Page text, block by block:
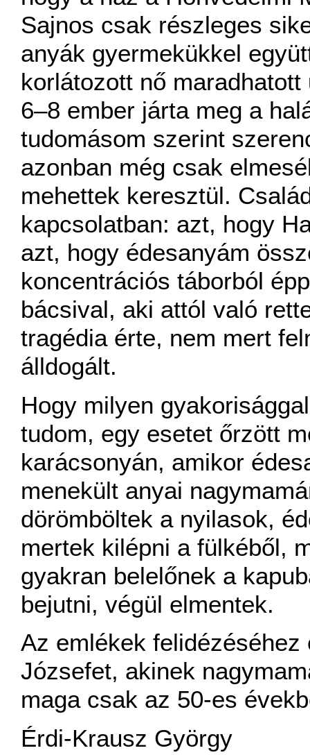
Sajnos csak részleges
anyák gyermekükkel
korlátozott nő
6–8 ember járta meg a
tudomásom szerint
azonban még csak
mehettek keresztül.
kapcsolatban: azt, hogy
azt, hogy édesanyám
koncentrációs táborból
bácsival, aki attól való
tragédia érte, nem mert
álldogált.
Hogy milyen
tudom, egy esetet őrzött
karácsonyán, amikor
menekült anyai
dörömböltek a nyilasok,
mertek kilépni a fülkéből,
gyakran belelőnek a
bejutni, végül elmentek.
Az emlékek
Józsefet, akinek
maga csak az 50-es
Érdi-Krausz György